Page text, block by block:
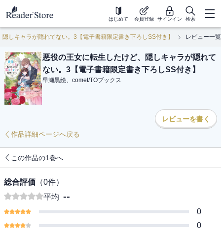
はじめて 会員登録 サインイン 検索
しキャラが隠れてない。3【電子書籍限定書き下ろしSS付き】 レビュー一覧
悪役の王女に転生したけど、隠しキャラが隠れて
ない。3【電子書籍限定書き下ろしSS付き】
早瀬黒絵、comet/TOブックス
レビューを書く
作品詳細ページへ戻る
この作品の1巻へ
総合評価 （0件）
平均 --
0
0